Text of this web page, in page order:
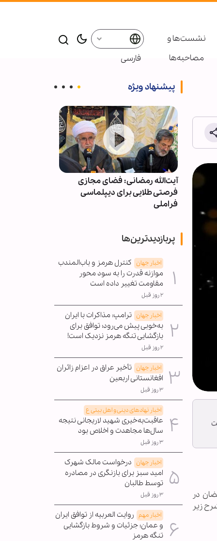
نشست‌ها و
مصاحبه‌ها
فارسی
در
زیر
پیشنهاد ویژه
آیت‌الله رمضانی: فضای مجازی
فرصتی طلایی برای دیپلماسی
فراملی
پربازدیدترین‌ها
اخبار جهان کنترل هرمز و باب‌المندب
موازنه قدرت را به سود محور
مقاومت تغییر داده است
۲ روز قبل
اخبار جهان ترامپ: مذاکرات با ایران
به‌خوبی پیش می‌رود؛ توافق برای
بازگشایی تنگه هرمز نزدیک است!
۲ روز قبل
اخبار جهان تأخیر عراق در اعزام زائران
افغانستانی اربعین
۳ روز قبل
اخبار نهادهای دینی و اهل بیتی ع
عاقبت‌به‌خیری شهید لاریجانی نتیجه
سال‌ها مجاهدت و اخلاص بود
۳ روز قبل
اخبار جهان درخواست مالک شهرک
امید سبز برای بازنگری در مصادره
توسط طالبان
۳ روز قبل
اخبار مهم روایت العربیه از توافق ایران
و عمان؛ جزئیات و شروط بازگشایی
تنگه هرمز